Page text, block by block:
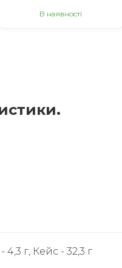
В наявності
г, Кейс - 32,3 г